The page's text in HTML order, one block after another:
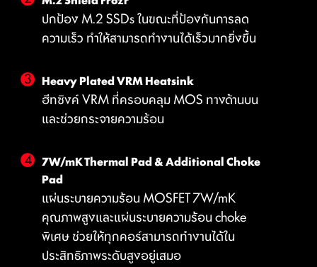
ปกป้อง M.2 SSDs ในขณะที่ป้องกันการลด
ความเร็ว ทำให้สามารถทำงานได้เร็วมากยิ่งขึ้น
Heavy Plated VRM Heatsink
ฮีทซิงค์ VRM ที่ครอบคลุม MOS ทางด้านบน
และช่วยกระจายความร้อน
7W/mK Thermal Pad & Additional Choke
Pad
แผ่นระบายความร้อน MOSFET 7W/mK
คุณภาพสูงและแผ่นระบายความร้อน choke
พิเศษ ช่วยให้ทุกคอร์สามารถทำงานได้ใน
ประสิทธิภาพระดับสูงอยู่เสมอ
DIGITALL POWER DESIGN
การออกแบบพลังงานดิจิตอลที่เต็มรูป
CPU ได้อย่างรวดเร็วมากยิ่งขึ้น ด้วย
DOUBLE POWER
CONNECTORS
สามารถให้การมอบพลังงานที่เพียงพอ
ในรูปแบบ multi-core ก็ตาม
CORE BOOST
การออกแบบเลย์เอาต์ระดับพรีเมียม ไม่
Multi-core เพียงเท่านั้น แต่ยังสร้าง
Overclock CPU ของคุณอีกด้วย